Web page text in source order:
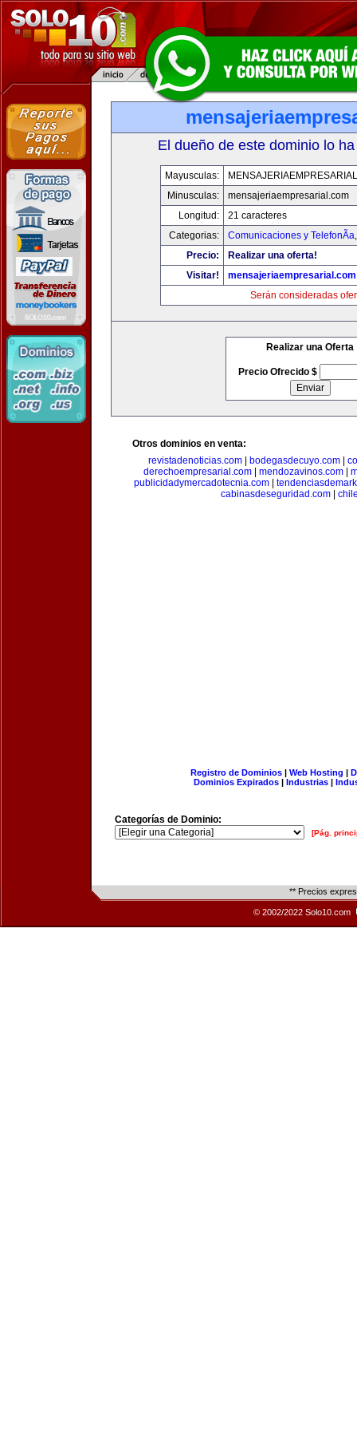
El dueño de este dominio lo
Mayusculas:
Minusculas:
mensajeriaempresarial.com
Longitud:
21 caracteres
Categorias:
Comunicaciones y TelefonÃ­a
Precio:
Realizar una oferta!
Visitar!
mensajeriaempresarial.com
Serán consideradas
Realizar una Oferta
Precio Ofrecido $
Otros dominios en venta:
revistadenoticias.com
bodegasdecuyo.com
derechoempresarial.com
mendozavinos.com
publicidadymercadotecnia.com|
cabinasdeseguridad.com
Registro de Dominios| Web Hosting |
Dominios Expirados | Industrias |
Categorías de Dominio:
[Pág.
** Precios
© 2002/2022 Solo10.com